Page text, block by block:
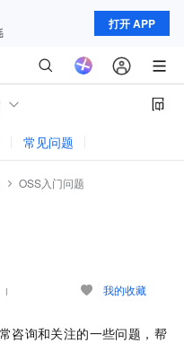
打开 APP
常见问题
OSS入门问题
我的收藏
咨询和关注的一些问题，帮